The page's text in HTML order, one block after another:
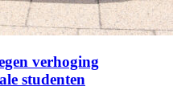
verhoging
studenten